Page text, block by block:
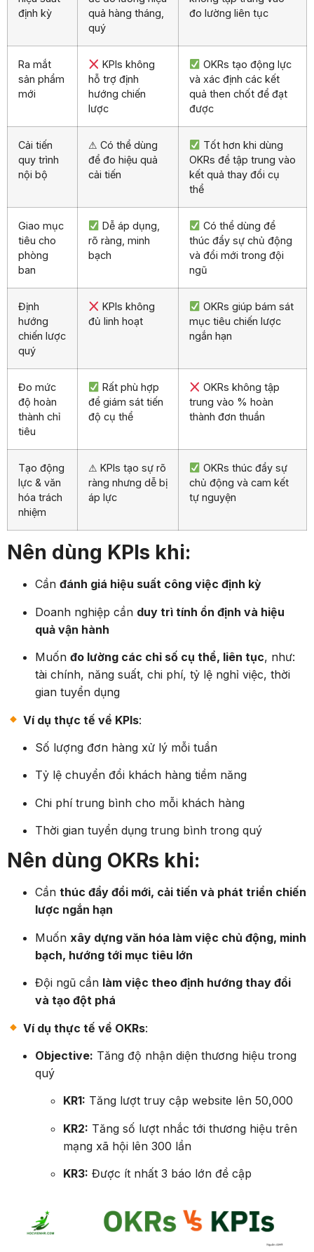
định kỳ
quả hàng tháng,
quý
đo lường liên tục
Ra mắt
sản phẩm
mới
KPIs không
hỗ trợ định
hướng chiến
lược
OKRs tạo động lực
và xác định các kết
quả then chốt để đạt
được
Cải tiến
quy trình
nội bộ
⚠ Có thể dùng
để đo hiệu quả
cải tiến
Tốt hơn khi dùng
OKRs để tập trung vào
kết quả thay đổi cụ
thể
Giao mục
tiêu cho
phòng
ban
Dễ áp dụng,
rõ ràng, minh
bạch
Có thể dùng để
thúc đẩy sự chủ động
và đổi mới trong đội
ngũ
Định
hướng
chiến lược
quý
KPIs không
đủ linh hoạt
OKRs giúp bám sát
mục tiêu chiến lược
ngắn hạn
Đo mức
độ hoàn
thành chỉ
tiêu
Rất phù hợp
để giám sát tiến
độ cụ thể
OKRs không tập
trung vào % hoàn
thành đơn thuần
Tạo động
lực & văn
hóa trách
nhiệm
⚠ KPIs tạo sự rõ
ràng nhưng dễ bị
áp lực
OKRs thúc đẩy sự
chủ động và cam kết
tự nguyện
Nên dùng KPIs khi:
Cần đánh giá hiệu suất công việc định kỳ
Doanh nghiệp cần duy trì tính ổn định và hiệu
quả vận hành
Muốn đo lường các chỉ số cụ thể, liên tục, như:
tài chính, năng suất, chi phí, tỷ lệ nghỉ việc, thời
gian tuyển dụng
Ví dụ thực tế về KPIs:
Số lượng đơn hàng xử lý mỗi tuần
Tỷ lệ chuyển đổi khách hàng tiềm năng
Chi phí trung bình cho mỗi khách hàng
Thời gian tuyển dụng trung bình trong quý
Nên dùng OKRs khi:
Cần thúc đẩy đổi mới, cải tiến và phát triển chiến
lược ngắn hạn
Muốn xây dựng văn hóa làm việc chủ động, minh
bạch, hướng tới mục tiêu lớn
Đội ngũ cần làm việc theo định hướng thay đổi
và tạo đột phá
Ví dụ thực tế về OKRs:
Objective: Tăng độ nhận diện thương hiệu trong
quý
KR1: Tăng lượt truy cập website lên 50,000
KR2: Tăng số lượt nhắc tới thương hiệu trên
mạng xã hội lên 300 lần
KR3: Được ít nhất 3 báo lớn đề cập